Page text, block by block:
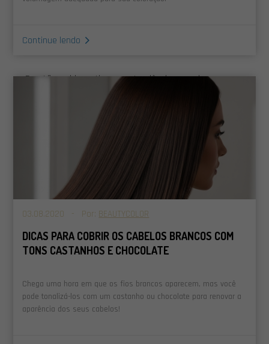
essencial para manter o blackberry hair por mais
E então, vai investir nessa tendência para dar uma
mudada no visual do marsala avermelhado infalível?
Nós apoiamos a ideia, que tem tudo para fazer
sucesso e deixar a sua beleza ainda mais radiante!
Continue lendo
03.08.2020 - Por: BEAUTYCOLOR
DICAS PARA COBRIR OS CABELOS BRANCOS COM
TONS CASTANHOS E CHOCOLATE
Chega uma hora em que os fios brancos aparecem, mas você
pode tonalizá-los com um castanho ou chocolate para renovar a
aparência dos seus cabelos!